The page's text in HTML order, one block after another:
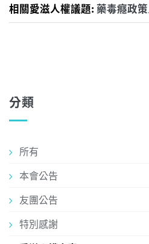
相關愛滋人權議題: 藥毒癮政
分類
所有
本會公告
友團公告
特別感謝